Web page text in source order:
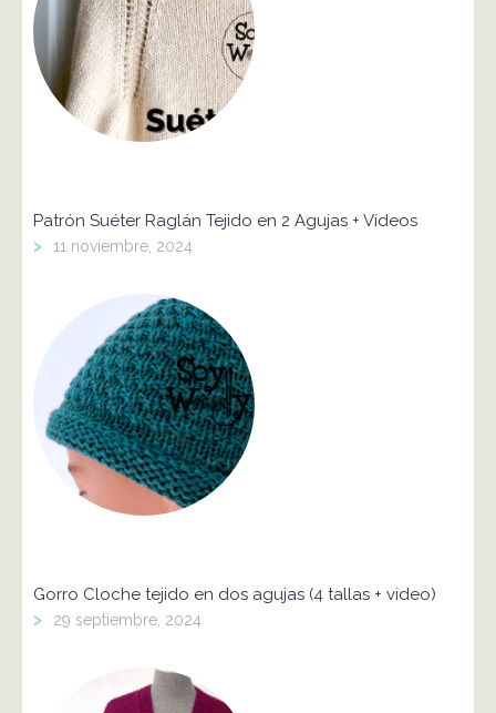
Patrón Suéter Raglán Tejido en 2 Agujas + Vídeos
> 11 noviembre, 2024
Gorro Cloche tejido en dos agujas (4 tallas + video)
> 29 septiembre, 2024